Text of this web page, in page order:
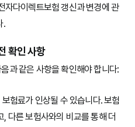
자다이렉트보험 갱신과 변경에 관
.
확인 사항
과 같은 사항을 확인해야 합니다:
험료가 인상될 수 있습니다. 보험
다른 보험사와의 비교를 통해 더